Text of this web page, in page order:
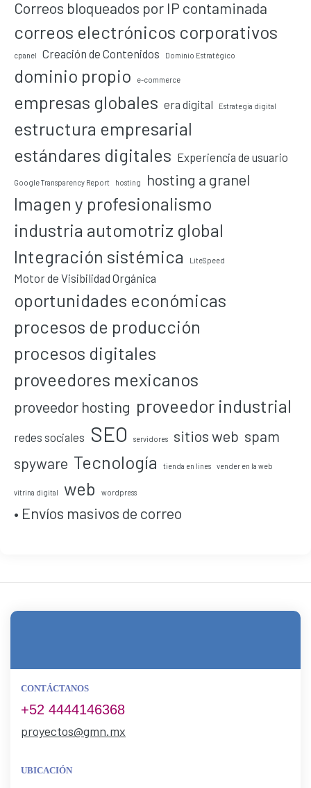
Correos bloqueados por IP contaminada
correos electrónicos corporativos
cpanel Creación de Contenidos Dominio Estratégico
dominio propio e-commerce
empresas globales era digital Estrategia digital
estructura empresarial
estándares digitales Experiencia de usuario
Google Transparency Report hosting hosting a granel
Imagen y profesionalismo
industria automotriz global
Integración sistémica
LiteSpeed
Motor de Visibilidad Orgánica
oportunidades económicas
procesos de producción
procesos digitales
proveedores mexicanos
proveedor hosting proveedor industrial
redes sociales SEO servidores sitios web spam
spyware Tecnología tienda en lines vender en la web
vitrina digital web wordpress
• Envíos masivos de correo
CONTÁCTANOS
+52 4444146368
proyectos@gmn.mx
UBICACIÓN